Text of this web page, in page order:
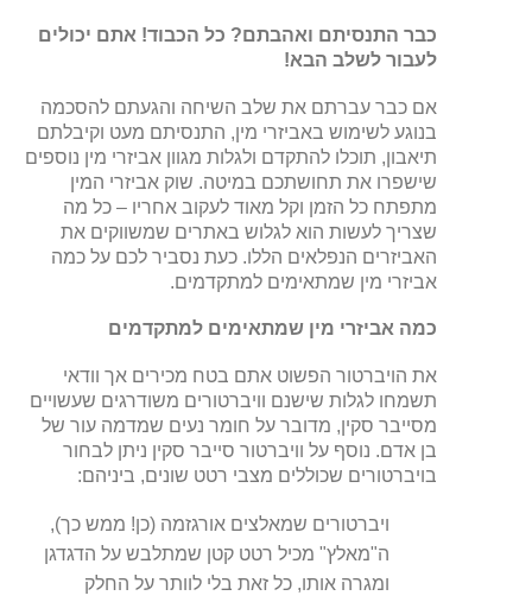
כבר התנסיתם ואהבתם? כל הכבוד! אתם יכולים
לעבור לשלב הבא!
אם כבר עברתם את שלב השיחה והגעתם להסכמה
בנוגע לשימוש באביזרי מין, התנסיתם מעט וקיבלתם
תיאבון, תוכלו להתקדם ולגלות מגוון אביזרי מין נוספים
שישפרו את תחושתכם במיטה. שוק אביזרי המין
מתפתח כל הזמן וקל מאוד לעקוב אחריו – כל מה
שצריך לעשות הוא לגלוש באתרים שמשווקים את
האביזרים הנפלאים הללו. כעת נסביר לכם על כמה
אביזרי מין שמתאימים למתקדמים.
כמה אביזרי מין שמתאימים למתקדמים
את הויברטור הפשוט אתם בטח מכירים אך וודאי
תשמחו לגלות שישנם וויברטורים משודרגים שעשויים
מסייבר סקין, מדובר על חומר נעים שמדמה עור של
בן אדם. נוסף על וויברטור סייבר סקין ניתן לבחור
בויברטורים שכוללים מצבי רטט שונים, ביניהם:
ויברטורים שמאלצים אורגזמה (כן! ממש כך),
ה"מאלץ" מכיל רטט קטן שמתלבש על הדגדגן
ומגרה אותו, כל זאת בלי לוותר על החלק